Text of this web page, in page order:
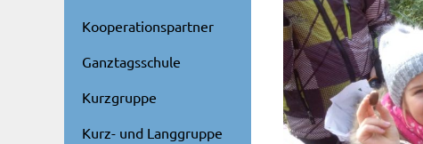
Kooperationspartner
Ganztagsschule
Kurzgruppe
Kurz- und Langgruppe